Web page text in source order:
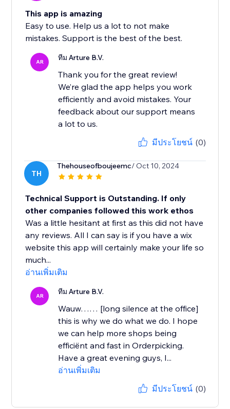
This app is amazing
Easy to use. Help us a lot to not make
mistakes. Support is the best of the best.
AR ทีม Arture B.V.
Thank you for the great review!
We’re glad the app helps you work
efficiently and avoid mistakes. Your
feedback about our support means
a lot to us.
มีประโยชน์ (0)
TH
Thehouseofboujeemc/ Oct 10, 2024
Technical Support is Outstanding. If only
other companies followed this work ethos
Was a little hesitant at first as this did not have
any reviews. All I can say is if you have a wix
website this app will certainly make your life so
much...
อ่านเพิ่มเติม
AR ทีม Arture B.V.
Wauw…… [long silence at the office]
this is why we do what we do. I hope
we can help more shops being
efficiënt and fast in Orderpicking.
Have a great evening guys, I...
อ่านเพิ่มเติม
มีประโยชน์ (0)